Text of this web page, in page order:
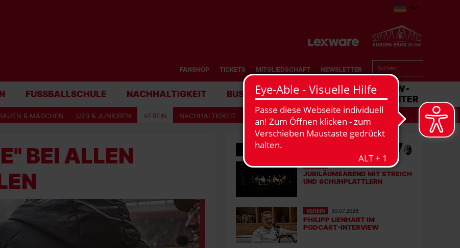
FANSHOP TICKETS MITGLIEDSCHAFT NEWSLETTER
FUSSBALLSCHULE NACHHALTIGKEIT BUSINESS STADION MATCHCENTER
& MÄDCHEN U23 & JUNIOREN VEREIN NACHHALTIGKEIT
BEI ALLEN
VEREIN 31.07.2026
JUBILÄUMSABEND MIT STREICH
UND SCHUHPLATTLERN
VEREIN 30.07.2026
PHILIPP LIENHART IM
PODCAST-INTERVIEW